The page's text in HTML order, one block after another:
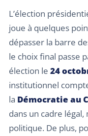
L’élection
joue à quelques
dépasser la barre
le choix final passe
élection le 24
institutionnel
la Démocratie au
dans un cadre
politique. De plus,